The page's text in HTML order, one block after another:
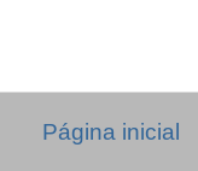
Página inicial